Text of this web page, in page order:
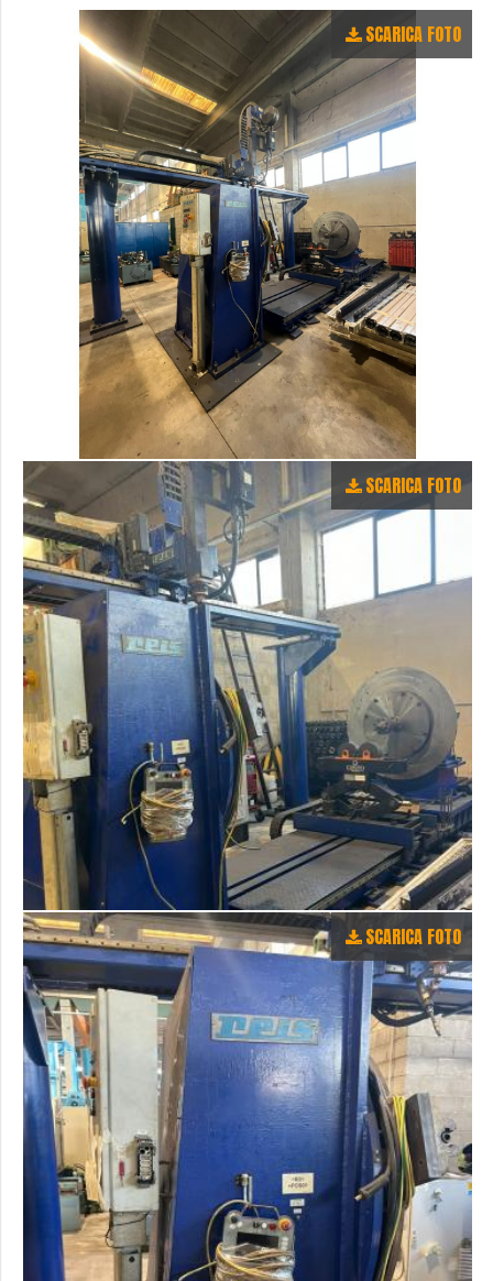
SCARICA FOTO
SCARICA FOTO
SCARICA FOTO